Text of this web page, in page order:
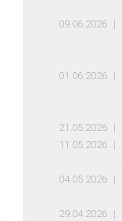
09.06.2026
01.06.2026
21.05.2026
11.05.2026
04.05.2026
29.04.2026